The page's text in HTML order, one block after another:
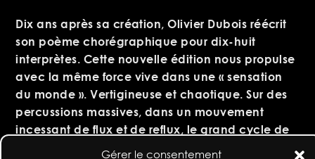
Gérer le consentement
Dix ans après sa création, Olivier Dubois réécrit
son poème chorégraphique pour dix-huit
interprètes. Cette nouvelle édition nous propulse
avec la même force vive dans une « sensation
du monde ». Vertigineuse et chaotique. Sur des
percussions massives, dans un mouvement
incessant de flux et de reflux, le grand cycle de
la vie se joue, se fait et se défait. Cette humanité